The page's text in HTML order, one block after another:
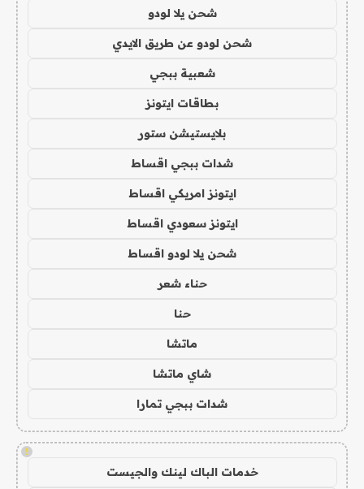
شحن يلا لودو
شحن لودو عن طريق الايدي
شعبية ببجي
بطاقات ايتونز
بلايستيشن ستور
شدات ببجي اقساط
ايتونز امريكي اقساط
ايتونز سعودي اقساط
شحن يلا لودو اقساط
حناء شعر
حنا
ماتشا
شاي ماتشا
شدات ببجي تمارا
!
خدمات الباك لينك والجيست